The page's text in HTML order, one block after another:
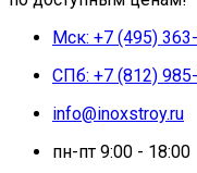
Мск: +7 (495)
СПб: +7 (812)
info@inoxstroy.ru
пн-пт 9:00 - 18:00